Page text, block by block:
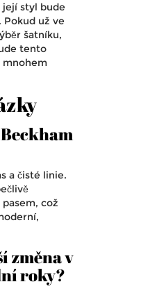
její styl bude
Pokud už ve
šatníku,
tento
mnohem
a čisté linie.
což
změna v
roky?